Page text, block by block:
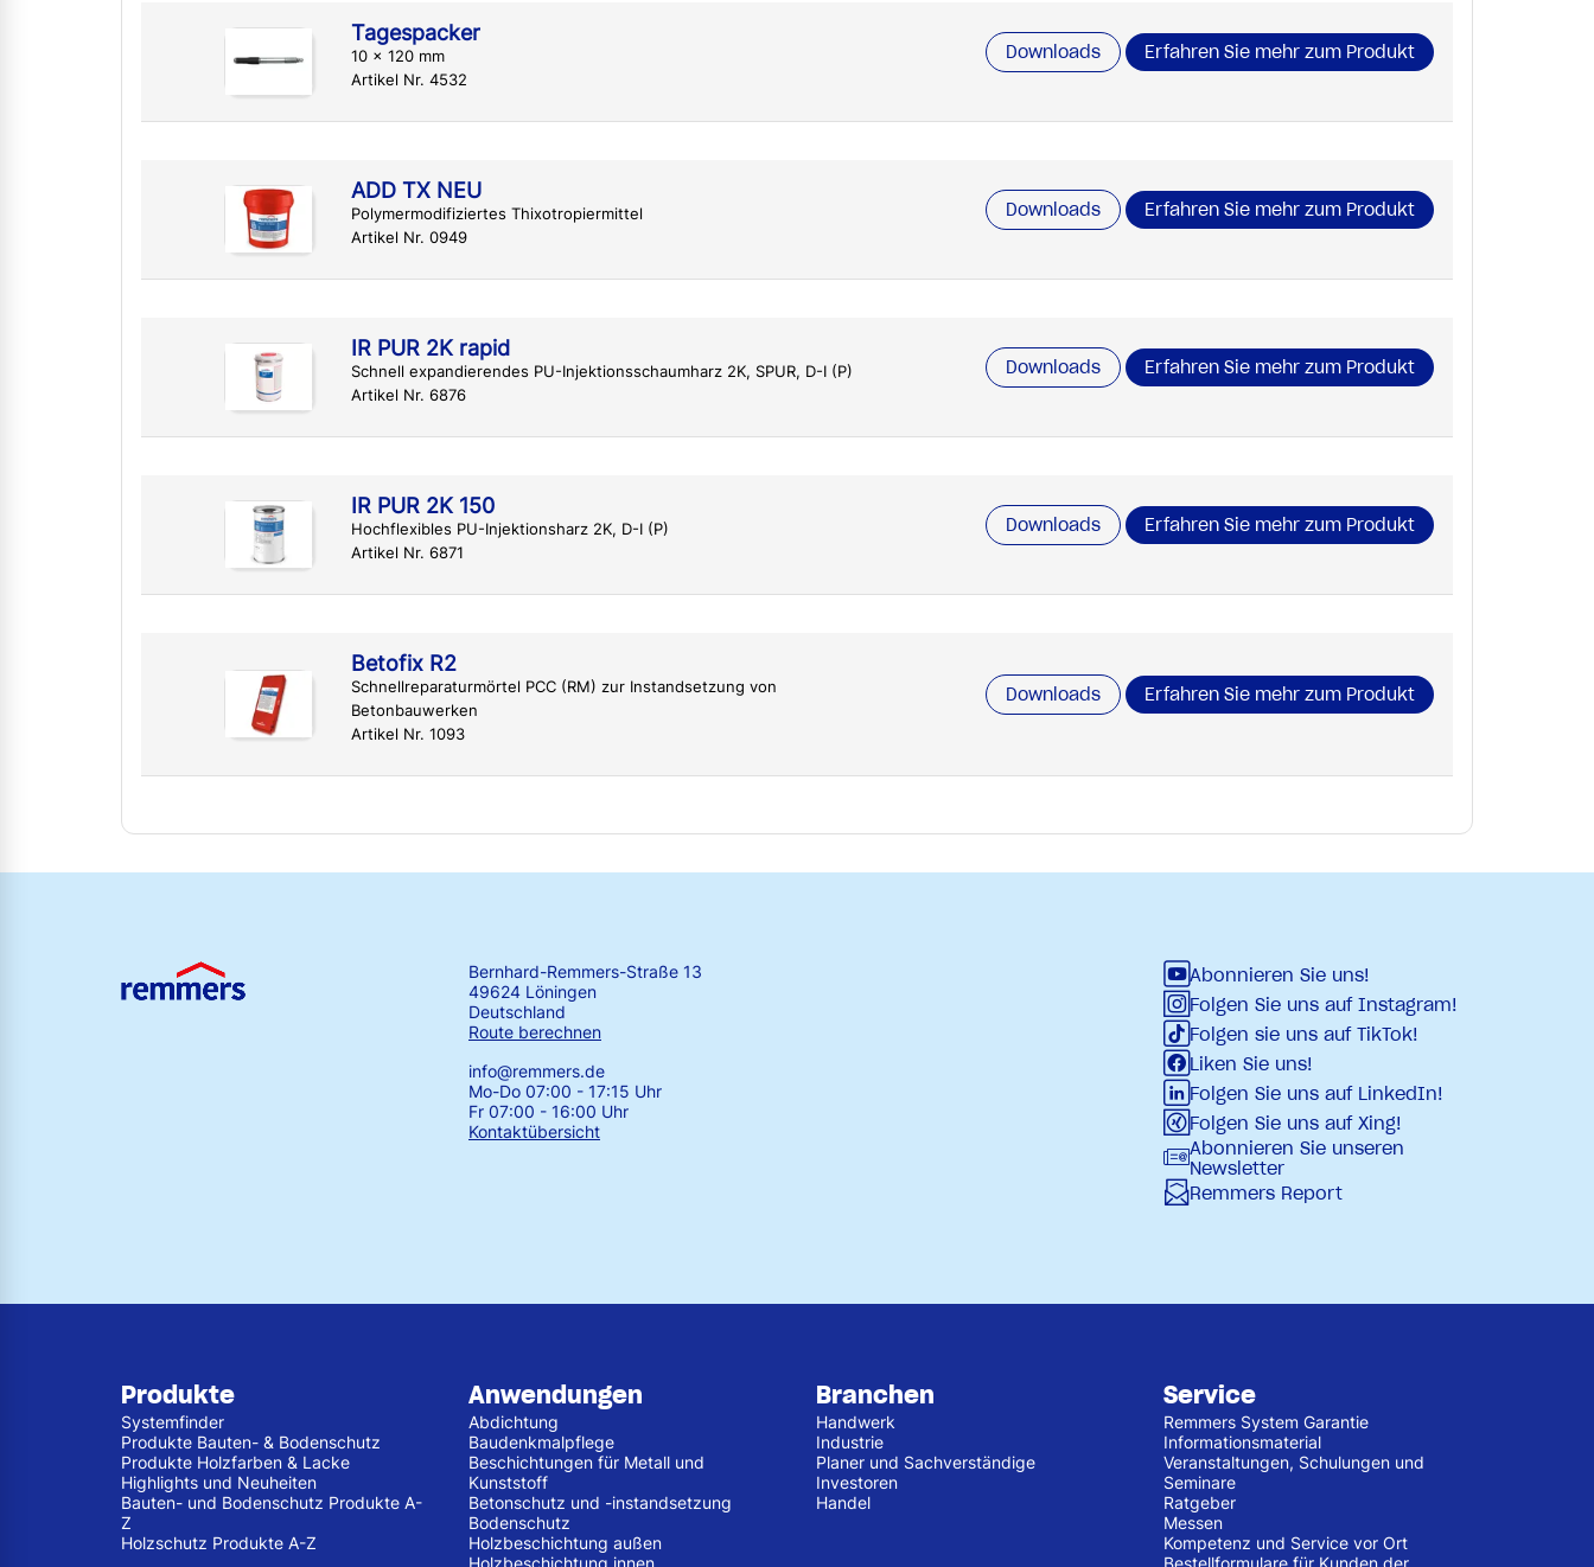
Tagespacker
10 x 120 mm
Artikel Nr. 4532
Downloads Erfahren Sie mehr zum Produkt
ADD TX NEU
Polymermodifiziertes Thixotropiermittel
Artikel Nr. 0949
Downloads Erfahren Sie mehr zum Produkt
IR PUR 2K rapid
Schnell expandierendes PU-Injektionsschaumharz 2K, SPUR, D-I (P)
Artikel Nr. 6876
Downloads Erfahren Sie mehr zum Produkt
IR PUR 2K 150
Hochflexibles PU-Injektionsharz 2K, D-I (P)
Artikel Nr. 6871
Downloads Erfahren Sie mehr zum Produkt
Betofix R2
Schnellreparaturmörtel PCC (RM) zur Instandsetzung von
Betonbauwerken
Artikel Nr. 1093
Downloads Erfahren Sie mehr zum Produkt
Bernhard-Remmers-Straße 13
49624 Löningen
Deutschland
Route berechnen
info@remmers.de
Mo-Do 07:00 - 17:15 Uhr
Fr 07:00 - 16:00 Uhr
Kontaktübersicht
Abonnieren Sie uns!
Folgen Sie uns auf Instagram!
Folgen sie uns auf TikTok!
Liken Sie uns!
Folgen Sie uns auf LinkedIn!
Folgen Sie uns auf Xing!
Abonnieren Sie unseren
Newsletter
Remmers Report
Produkte
Systemfinder
Produkte Bauten- & Bodenschutz
Produkte Holzfarben & Lacke
Highlights und Neuheiten
Bauten- und Bodenschutz Produkte A-
Z
Holzschutz Produkte A-Z
Anwendungen
Abdichtung
Baudenkmalpflege
Beschichtungen für Metall und
Kunststoff
Betonschutz und -instandsetzung
Bodenschutz
Holzbeschichtung außen
Holzbeschichtung innen
Branchen
Handwerk
Industrie
Planer und Sachverständige
Investoren
Handel
Service
Remmers System Garantie
Informationsmaterial
Veranstaltungen, Schulungen und
Seminare
Ratgeber
Messen
Kompetenz und Service vor Ort
Bestellformulare für Kunden der